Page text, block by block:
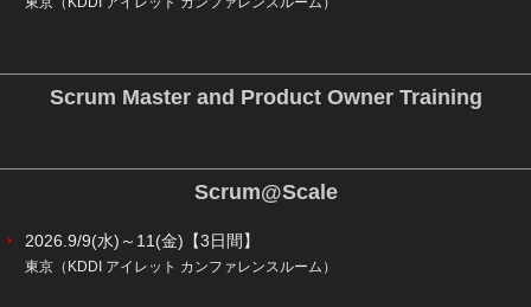
Scrum Master and Product Owner Training
Scrum@Scale
2026.9/9(水)～11(金)【3日間】
東京（KDDI アイレット カンファレンスルーム）